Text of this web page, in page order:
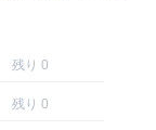
残り 0
残り 0